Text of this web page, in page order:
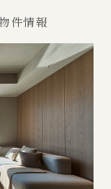
件情報